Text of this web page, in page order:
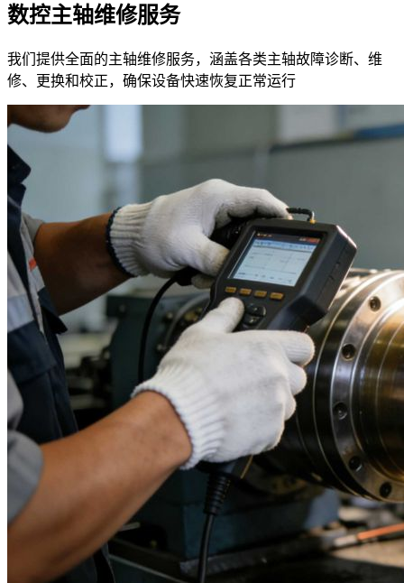
数控主轴维修服务
我们提供全面的主轴维修服务，涵盖各类主轴故障诊断、维
修、更换和校正，确保设备快速恢复正常运行